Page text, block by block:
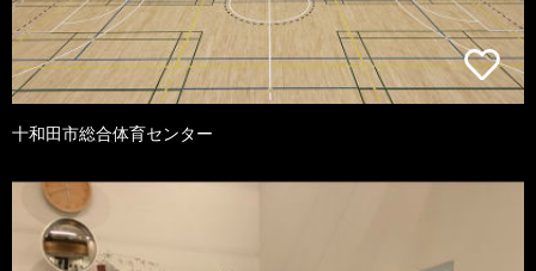
十和田市総合体育センター